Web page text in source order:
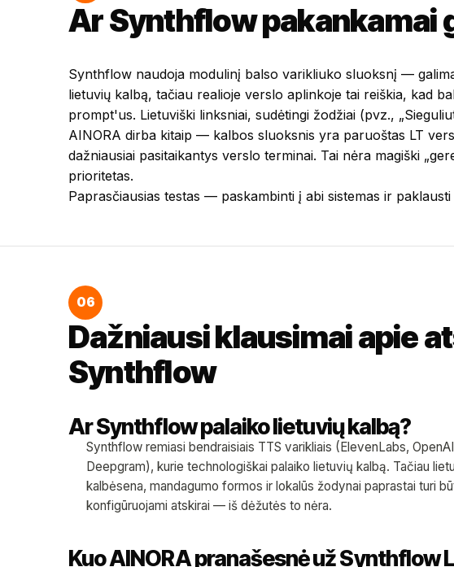
Ar Synthflow pakankamai
Synthflow naudoja modulinį balso varikliuko sluoksnį —
lietuvių kalbą, tačiau realioje verslo aplinkoje tai reiškia, kad
prompt'us. Lietuviški linksniai, sudėtingi žodžiai (pvz.,
AINORA dirba kitaip — kalbos sluoksnis yra paruoštas LT
dažniausiai pasitaikantys verslo terminai. Tai nėra magiški
prioritetas.
Paprasčiausias testas — paskambinti į abi sistemas ir
06
Dažniausi klausimai apie
Synthflow
Ar Synthflow palaiko lietuvių kalbą?
Synthflow remiasi bendraisiais TTS varikliais (ElevenLabs,
Deepgram), kurie technologiškai palaiko lietuvių kalbą. Tačiau
kalbėsena, mandagumo formos ir lokalūs žodynai paprastai turi
konfigūruojami atskirai — iš dėžutės to nėra.
Kuo AINORA pranašesnė už Synthflow